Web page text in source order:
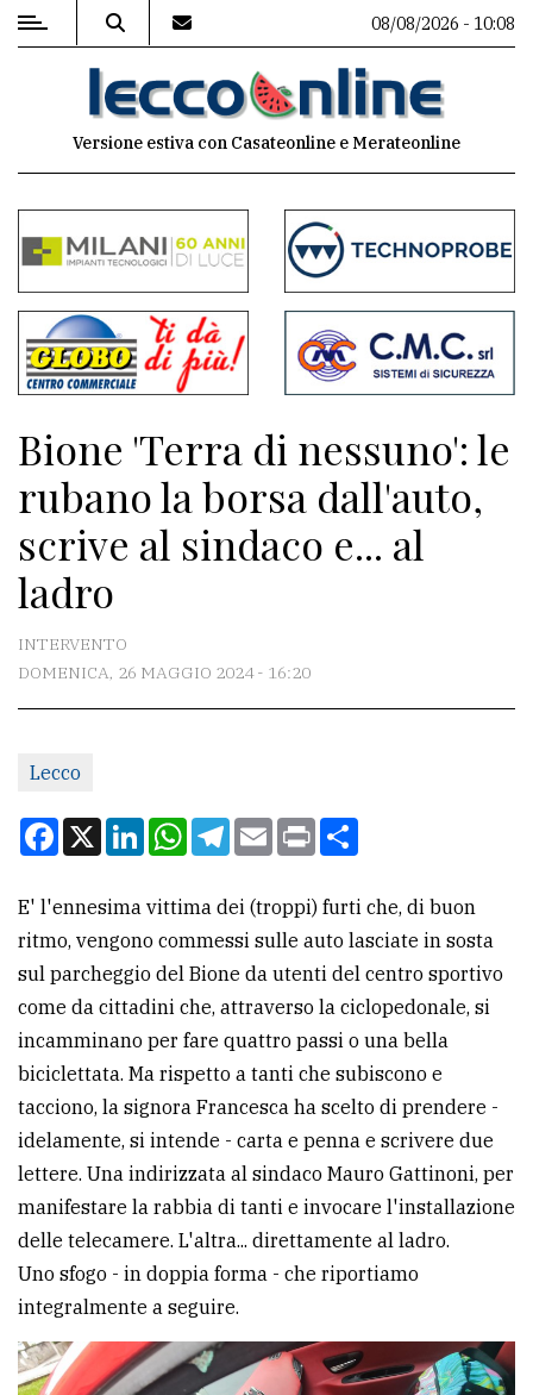
MENU
commenti
Contenuti
del
sito
Meteo
CONTATTI
La
Scrivici
tua
pubblicità
CERCA
Cerca
per
comune
Ricerca
avanzata
LE
ALTRE
08/08/2026 - 10:08
Versione estiva con Casateonline e Merateonline
Bione 'Terra di nessuno': le
rubano la borsa dall'auto,
scrive al sindaco e... al
ladro
INTERVENTO
DOMENICA, 26 MAGGIO 2024 - 16:20
Lecco
Facebook
X LinkedInWhatsApp
Telegram
EmailPrint
E' l'ennesima vittima dei (troppi) furti che, di buon
ritmo, vengono commessi sulle auto lasciate in sosta
sul parcheggio del Bione da utenti del centro sportivo
come da cittadini che, attraverso la ciclopedonale, si
incamminano per fare quattro passi o una bella
biciclettata. Ma rispetto a tanti che subiscono e
tacciono, la signora Francesca ha scelto di prendere -
idelamente, si intende - carta e penna e scrivere due
lettere. Una indirizzata al sindaco Mauro Gattinoni, per
manifestare la rabbia di tanti e invocare l'installazione
delle telecamere. L'altra... direttamente al ladro.
Uno sfogo - in doppia forma - che riportiamo
integralmente a seguire.